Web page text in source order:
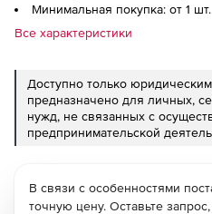
Минимальная покупка: от 1 шт.
Все характеристики
Доступно только
предназначено для личных,
нужд, не связанных с
предпринимательской
В связи с особенностями
точную цену. Оставьте